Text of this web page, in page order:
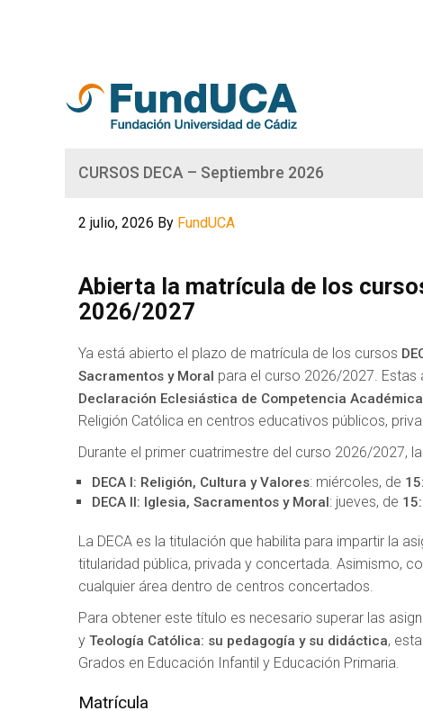
CURSOS DECA – Septiembre 2026
2 julio, 2026 By FundUCA
Abierta la matrícula de los
2026/2027
Ya está abierto el plazo de matrícula de los cursos
Sacramentos y Moral para el curso 2026/2027. Estas
Declaración Eclesiástica de Competencia Académica
Religión Católica en centros educativos públicos,
Durante el primer cuatrimestre del curso 2026/2027,
DECA I: Religión, Cultura y Valores: miércoles, de
DECA II: Iglesia, Sacramentos y Moral: jueves, de
La DECA es la titulación que habilita para impartir la
titularidad pública, privada y concertada. Asimismo,
cualquier área dentro de centros concertados.
Para obtener este título es necesario superar las
y Teología Católica: su pedagogía y su didáctica,
Grados en Educación Infantil y Educación Primaria.
Matrícula